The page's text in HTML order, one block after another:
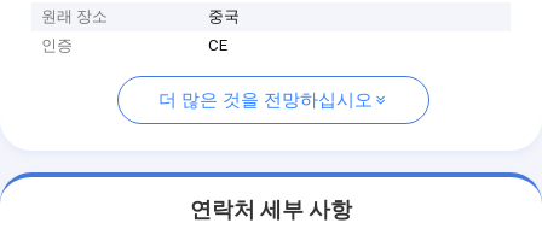
원래 장소
중국
인증
CE
더 많은 것을 전망하십시오
연락처 세부 사항